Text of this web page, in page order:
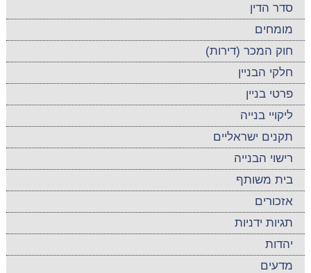
סדר הדין
מומחים
חוק המכר (דירות)
חלקי הבניין
פרטי בניין
ליקויי בנייה
תקנים ישראליים
רישוי הבנייה
בית משותף
אזכורים
תגיות ידניות
יהדות
מדעים